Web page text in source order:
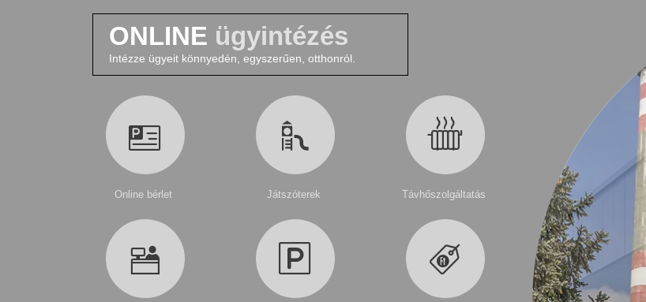
ONLINE ügyintézés
Intézze ügyeit könnyedén, egyszerűen, otthonról.
Online bérlet Játszóterek Távhőszolgáltatás